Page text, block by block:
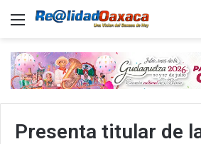
Menu
Presenta titular de